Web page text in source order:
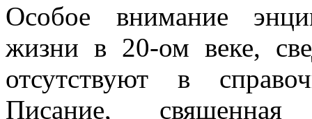
Особое внимание
жизни в 20-ом веке,
отсутствуют в
Писание,